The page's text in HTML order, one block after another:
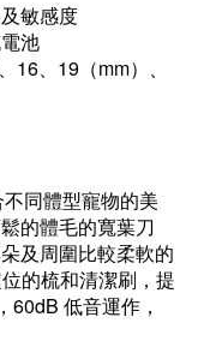
敏感度
池
、19（mm）、
同體型寵物的美
的體毛的寬葉刀
及周圍比較柔軟的
的梳和清潔刷，提
低音運作，